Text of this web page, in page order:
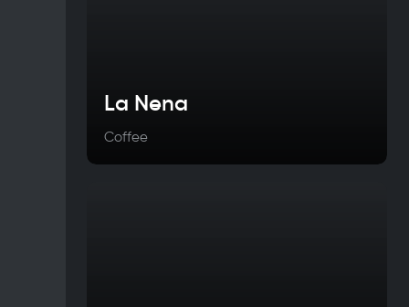
La Nena
Coffee